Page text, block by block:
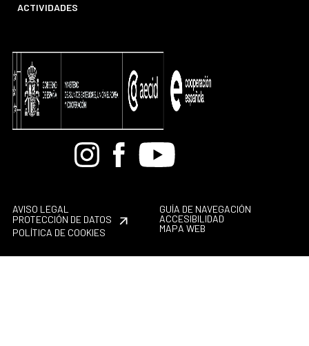
ACTIVIDADES
BandcampInstagramFacebook
Youtube
AVISO LEGAL
PROTECCIÓN DE DATOS
POLÍTICA DE COOKIES
GUÍA DE NAVEGACIÓN
ACCESIBILIDAD
MAPA WEB